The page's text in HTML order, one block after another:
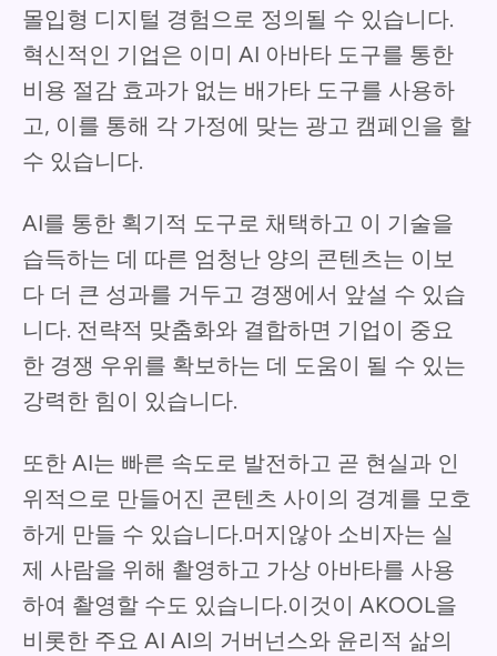
몰입형 디지털 경험으로 정의될 수 있습니다.
혁신적인 기업은 이미 AI 아바타 도구를 통한
비용 절감 효과가 없는 배가타 도구를 사용하
고, 이를 통해 각 가정에 맞는 광고 캠페인을 할
수 있습니다.
AI를 통한 획기적 도구로 채택하고 이 기술을
습득하는 데 따른 엄청난 양의 콘텐츠는 이보
다 더 큰 성과를 거두고 경쟁에서 앞설 수 있습
니다. 전략적 맞춤화와 결합하면 기업이 중요
한 경쟁 우위를 확보하는 데 도움이 될 수 있는
강력한 힘이 있습니다.
또한 AI는 빠른 속도로 발전하고 곧 현실과 인
위적으로 만들어진 콘텐츠 사이의 경계를 모호
하게 만들 수 있습니다.머지않아 소비자는 실
제 사람을 위해 촬영하고 가상 아바타를 사용
하여 촬영할 수도 있습니다.이것이 AKOOL을
비롯한 주요 AI AI의 거버넌스와 윤리적 삶의